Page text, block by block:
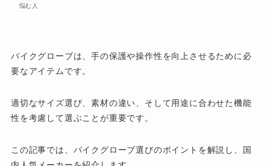
悩む人
バイクグローブは、手の保護や操作性を向上させるために必
要なアイテムです。
適切なサイズ選び、素材の違い、そして用途に合わせた機能
性を考慮して選ぶことが重要です。
この記事では、バイクグローブ選びのポイントを解説し、国